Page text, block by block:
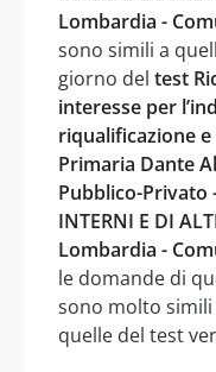
Lombardia -
sono simili a
giorno del test
interesse per
riqualificazione
Primaria Dante
Pubblico-Privato
INTERNI E DI
Lombardia -
le domande di
sono molto
quelle del test